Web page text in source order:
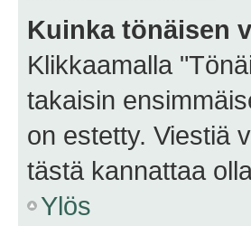
Kuinka tönäisen
Klikkaamalla
takaisin
on estetty. Viestiä
tästä kannattaa
Ylös